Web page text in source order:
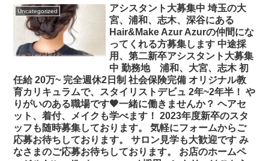
Uncategorized
アシスタント大募集中️ 埼玉の大
宮、浦和、志木、深谷にある
Hair&Make Azur Azurの仲間にな
ってくれる方募集します︎ 中途採
用、第二新卒アシスタント大募集
中 勤務地 浦和、大宮、志木 初
任給 20万~ 完全週休2日制 社会保険完備 オリジナル教
育カリキュラムで、スタイリストデビュ 2年~2年半！ や
りがいのある職場です🧡一緒に働きませんか？ ヘアセ
ット、着付、メイクも学べます！ 2023年度新卒のスタ
ッフも随時募集しております。 気軽にフォームからご
応募お待ちしております。 サロン見学も大歓迎です み
なさまのご応募お待ちしております。 お店のホームペ